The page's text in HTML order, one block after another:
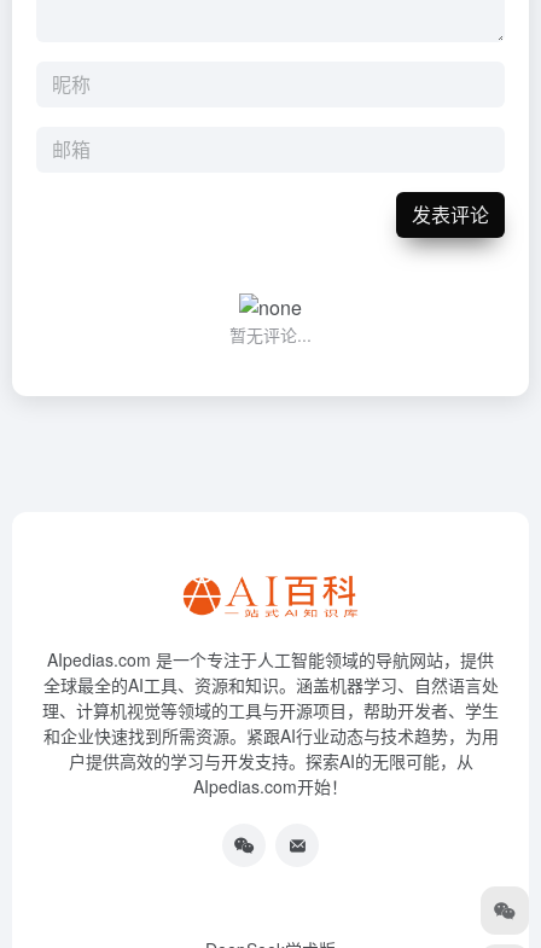
发表评论
暂无评论...
AIpedias.com 是一个专注于人工智能领域的导航网站，提供
全球最全的AI工具、资源和知识。涵盖机器学习、自然语言处
理、计算机视觉等领域的工具与开源项目，帮助开发者、学生
和企业快速找到所需资源。紧跟AI行业动态与技术趋势，为用
户提供高效的学习与开发支持。探索AI的无限可能，从
AIpedias.com开始！